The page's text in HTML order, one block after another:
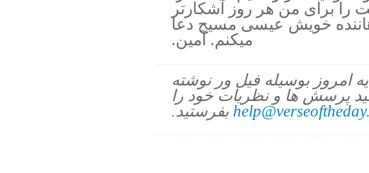
را براى من هر روز آشكارتر
خويش عيسى مسيح دعا
ميكنم. آمين.
امروز بوسیله فیل ور نوشته
پرسش ها و نظریات خود را
بفرستید.